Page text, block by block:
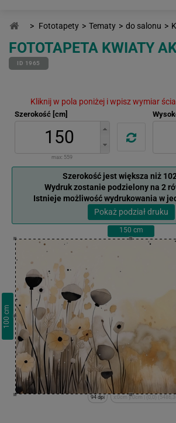
> Fototapety > Tematy > do salonu >
FOTOTAPETA KWIATY
ID 1965
Kliknij w pola poniżej i wpisz wymiar
Szerokość [cm]
max: 559
Szerokość jest większa niż
Wydruk zostanie podzielony na 2
Istnieje możliwość wydrukowania w
Pokaż podział druku
150 cm
100
cm
x:0cm y:0cm | (0,0)
94 dpi